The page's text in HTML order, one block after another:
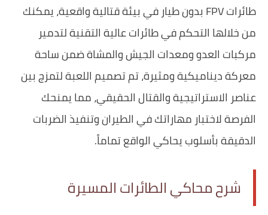
طائرات FPV بدون طيار في بيئة قتالية واقعية، يمكنك
من خلالها التحكم في طائرات عالية التقنية لتدمير
مركبات العدو ومعدات الجيش والمشاة ضمن ساحة
معركة ديناميكية ومثيرة، تم تصميم اللعبة لتمزج بين
عناصر الاستراتيجية والقتال الحقيقي، مما يمنحك
الفرصة لاختبار مهاراتك في الطيران وتنفيذ الضربات
الدقيقة بأسلوب يحاكي الواقع تماماً.
شرح محاكي الطائرات المسيرة